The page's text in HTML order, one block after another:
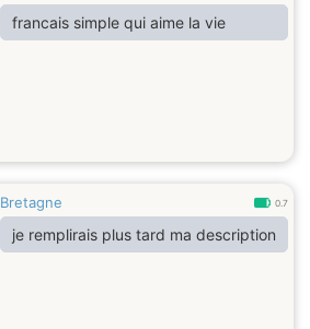
francais simple qui aime la vie
Bretagne 0.7
je remplirais plus tard ma description